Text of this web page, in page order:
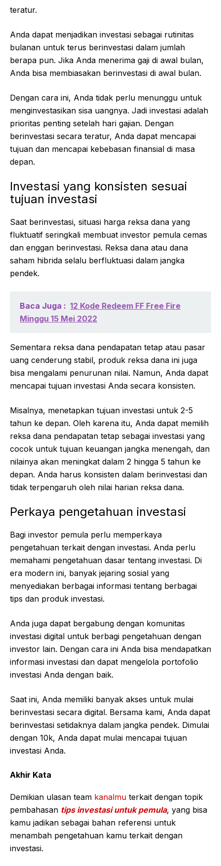
teratur.
Anda dapat menjadikan investasi sebagai rutinitas
bulanan untuk terus berinvestasi dalam jumlah
berapa pun. Jika Anda menerima gaji di awal bulan,
Anda bisa membiasakan berinvestasi di awal bulan.
Dengan cara ini, Anda tidak perlu menunggu untuk
menginvestasikan sisa uangnya. Jadi investasi adalah
prioritas penting setelah hari gajian. Dengan
berinvestasi secara teratur, Anda dapat mencapai
tujuan dan mencapai kebebasan finansial di masa
depan.
Investasi yang konsisten sesuai
tujuan investasi
Saat berinvestasi, situasi harga reksa dana yang
fluktuatif seringkali membuat investor pemula cemas
dan enggan berinvestasi. Reksa dana atau dana
saham hibrida selalu berfluktuasi dalam jangka
pendek.
Baca Juga : 12 Kode Redeem FF Free Fire
Minggu 15 Mei 2022
Sementara reksa dana pendapatan tetap atau pasar
uang cenderung stabil, produk reksa dana ini juga
bisa mengalami penurunan nilai. Namun, Anda dapat
mencapai tujuan investasi Anda secara konsisten.
Misalnya, menetapkan tujuan investasi untuk 2-5
tahun ke depan. Oleh karena itu, Anda dapat memilih
reksa dana pendapatan tetap sebagai investasi yang
cocok untuk tujuan keuangan jangka menengah, dan
nilainya akan meningkat dalam 2 hingga 5 tahun ke
depan. Anda harus konsisten dalam berinvestasi dan
tidak terpengaruh oleh nilai harian reksa dana.
Perkaya pengetahuan investasi
Bagi investor pemula perlu memperkaya
pengetahuan terkait dengan investasi. Anda perlu
memahami pengetahuan dasar tentang investasi. Di
era modern ini, banyak jejaring sosial yang
menyediakan berbagai informasi tentang berbagai
tips dan produk investasi.
Anda juga dapat bergabung dengan komunitas
investasi digital untuk berbagi pengetahuan dengan
investor lain. Dengan cara ini Anda bisa mendapatkan
informasi investasi dan dapat mengelola portofolio
investasi Anda dengan baik.
Saat ini, Anda memiliki banyak akses untuk mulai
berinvestasi secara digital. Bersama kami, Anda dapat
berinvestasi setidaknya dalam jangka pendek. Dimulai
dengan 10k, Anda dapat mulai mencapai tujuan
investasi Anda.
Akhir Kata
Demikian ulasan team kanalmu terkait dengan topik
pembahasan tips investasi untuk pemula, yang bisa
kamu jadikan sebagai bahan referensi untuk
menambah pengetahuan kamu terkait dengan
investasi.